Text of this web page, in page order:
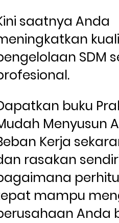
saatnya Anda
SDM
buku
Menyusun
Kerja
rasakan
mampu
Anda